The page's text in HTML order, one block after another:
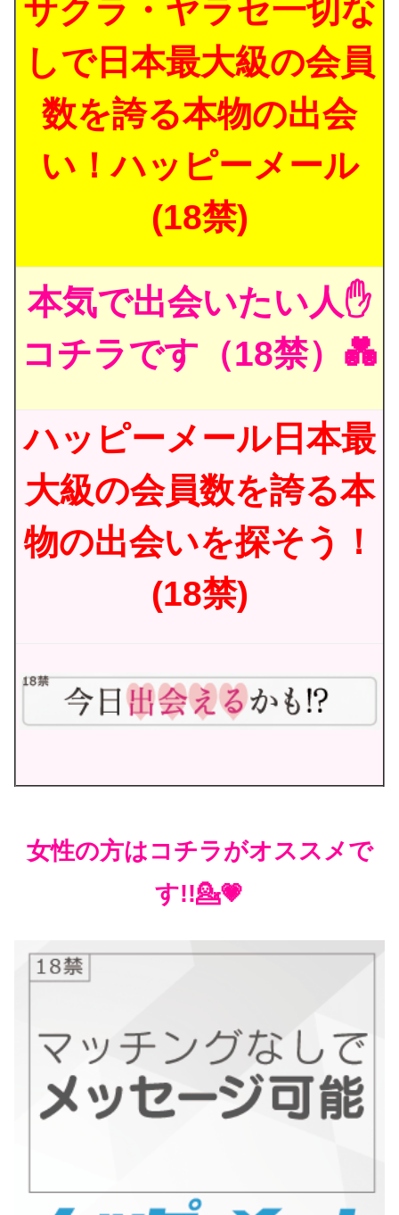
サクラ・ヤラセ一切な
しで日本最大級の会員
数を誇る本物の出会
い！ハッピーメール
(18禁)
本気で出会いたい人✋
コチラです（18禁）💑
ハッピーメール日本最
大級の会員数を誇る本
物の出会いを探そう！
(18禁)
女性の方はコチラがオススメで
す!!💁💗